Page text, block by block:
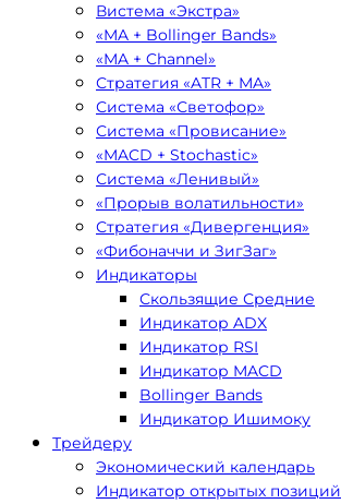
Вистема «Экстра»
«MA + Bollinger Bands»
«MA + Channel»
Стратегия «ATR + MA»
Система «Светофор»
Система «Провисание»
«MACD + Stochastic»
Система «Ленивый»
«Прорыв волатильности»
Стратегия «Дивергенция»
«Фибоначчи и ЗигЗаг»
Индикаторы
Скользящие Средние
Индикатор ADX
Индикатор RSI
Индикатор MACD
Bollinger Bands
Индикатор Ишимоку
Трейдеру
Экономический календарь
Индикатор открытых позиций